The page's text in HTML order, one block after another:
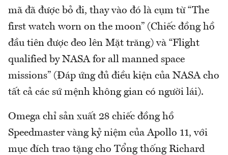
mã đã được bỏ đi, thay vào đó là cụm từ “The
first watch worn on the moon” (Chiếc đồng hồ
đầu tiên được đeo lên Mặt trăng) và “Flight
qualified by NASA for all manned space
missions” (Đáp ứng đủ điều kiện của NASA cho
tất cả các sứ mệnh không gian có người lái).
Omega chỉ sản xuất 28 chiếc đồng hồ
Speedmaster vàng kỷ niệm của Apollo 11, với
mục đích trao tặng cho Tổng thống Richard